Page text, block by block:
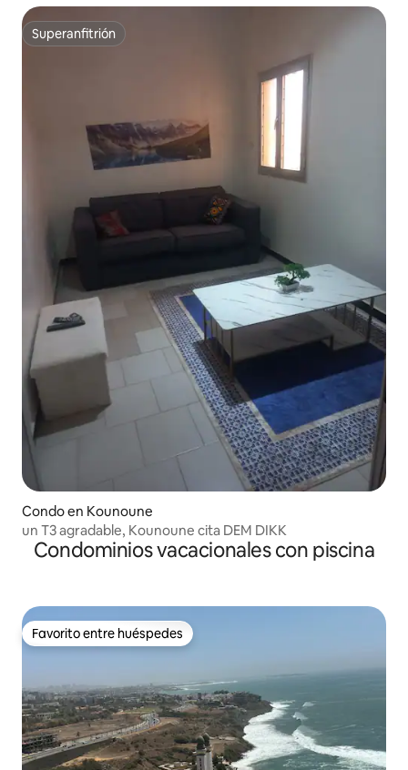
Superanfitrión
Superanfitrión
Condo en Kounoune
un T3 agradable, Kounoune cita DEM DIKK
Condominios vacacionales con piscina
Favorito entre huéspedes
Favorito entre huéspedes